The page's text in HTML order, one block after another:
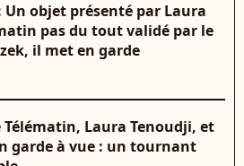
Un objet présenté par Laura
pas du tout validé par le
il met en garde
Laura Tenoudji, et
garde à vue : un tournant